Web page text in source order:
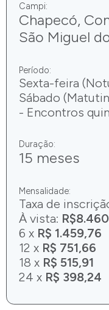
Campi:
Chapecó,
São Miguel
Período:
Sexta-feira
Sábado
- Encontros
Duração:
15 meses
Mensalidade:
Taxa de
À vista:
6 x R$ 1.459,76
12 x R$ 751,66
18 x R$ 515,91
24 x R$ 398,24